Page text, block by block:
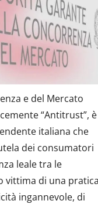
e del Mercato
“Antitrust”, è
italiana che
dei consumatori
leale tra le
vittima di una
ingannevole, di